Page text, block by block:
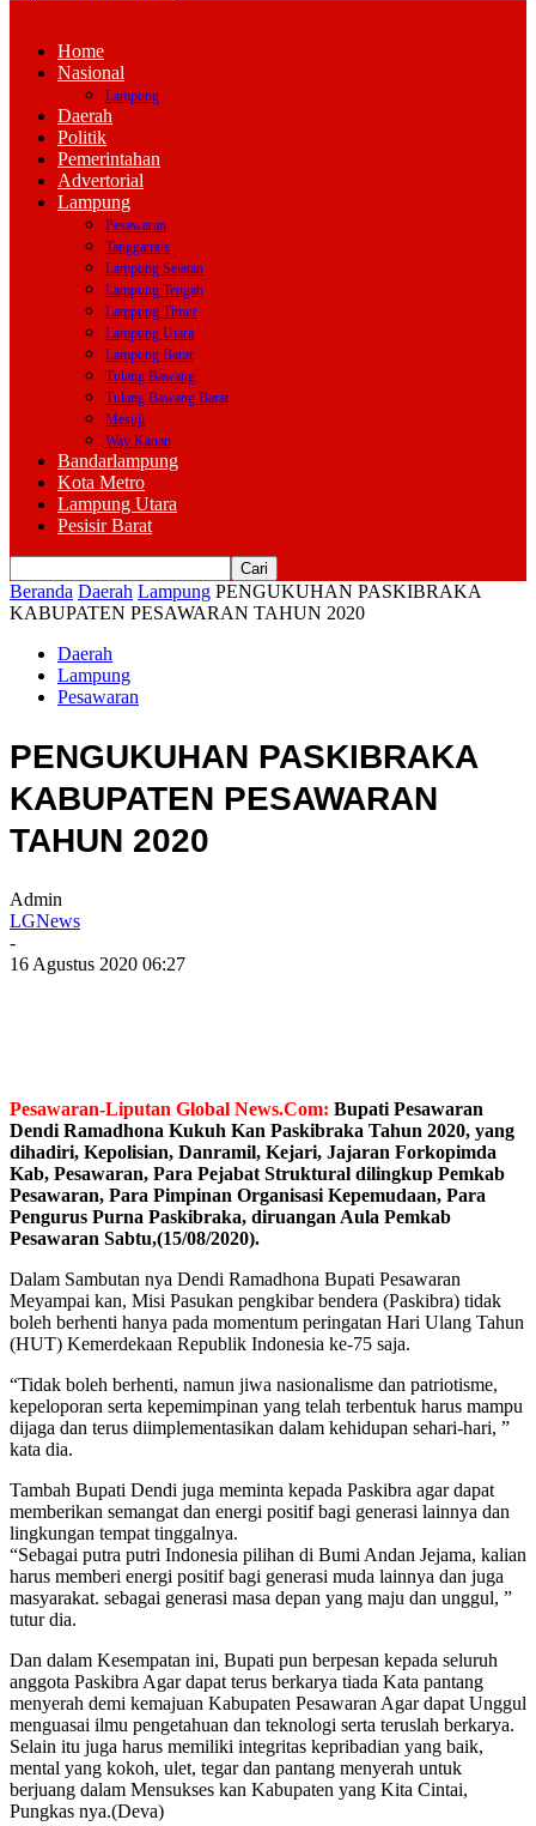
Home
Nasional
Lampung
Daerah
Politik
Pemerintahan
Advertorial
Lampung
Pesawaran
Tanggamus
Lampung Selatan
Lampung Tengah
Lampung Timur
Lampung Utara
Lampung Barat
Tulang Bawang
Tulang Bawang Barat
Mesuji
Way Kanan
Bandarlampung
Kota Metro
Lampung Utara
Pesisir Barat
Beranda Daerah Lampung PENGUKUHAN PASKIBRAKA
KABUPATEN PESAWARAN TAHUN 2020
Daerah
Lampung
Pesawaran
PENGUKUHAN PASKIBRAKA
KABUPATEN PESAWARAN
TAHUN 2020
Admin
LGNews
-
16 Agustus 2020 06:27
Pesawaran-Liputan Global News.Com: Bupati Pesawaran
Dendi Ramadhona Kukuh Kan Paskibraka Tahun 2020, yang
dihadiri, Kepolisian, Danramil, Kejari, Jajaran Forkopimda
Kab, Pesawaran, Para Pejabat Struktural dilingkup Pemkab
Pesawaran, Para Pimpinan Organisasi Kepemudaan, Para
Pengurus Purna Paskibraka, diruangan Aula Pemkab
Pesawaran Sabtu,(15/08/2020).
Dalam Sambutan nya Dendi Ramadhona Bupati Pesawaran
Meyampai kan, Misi Pasukan pengkibar bendera (Paskibra) tidak
boleh berhenti hanya pada momentum peringatan Hari Ulang Tahun
(HUT) Kemerdekaan Republik Indonesia ke-75 saja.
“Tidak boleh berhenti, namun jiwa nasionalisme dan patriotisme,
kepeloporan serta kepemimpinan yang telah terbentuk harus mampu
dijaga dan terus diimplementasikan dalam kehidupan sehari-hari, ”
kata dia.
Tambah Bupati Dendi juga meminta kepada Paskibra agar dapat
memberikan semangat dan energi positif bagi generasi lainnya dan
lingkungan tempat tinggalnya.
“Sebagai putra putri Indonesia pilihan di Bumi Andan Jejama, kalian
harus memberi energi positif bagi generasi muda lainnya dan juga
masyarakat. sebagai generasi masa depan yang maju dan unggul, ”
tutur dia.
Dan dalam Kesempatan ini, Bupati pun berpesan kepada seluruh
anggota Paskibra Agar dapat terus berkarya tiada Kata pantang
menyerah demi kemajuan Kabupaten Pesawaran Agar dapat Unggul
menguasai ilmu pengetahuan dan teknologi serta teruslah berkarya.
Selain itu juga harus memiliki integritas kepribadian yang baik,
mental yang kokoh, ulet, tegar dan pantang menyerah untuk
berjuang dalam Mensukses kan Kabupaten yang Kita Cintai,
Pungkas nya.(Deva)